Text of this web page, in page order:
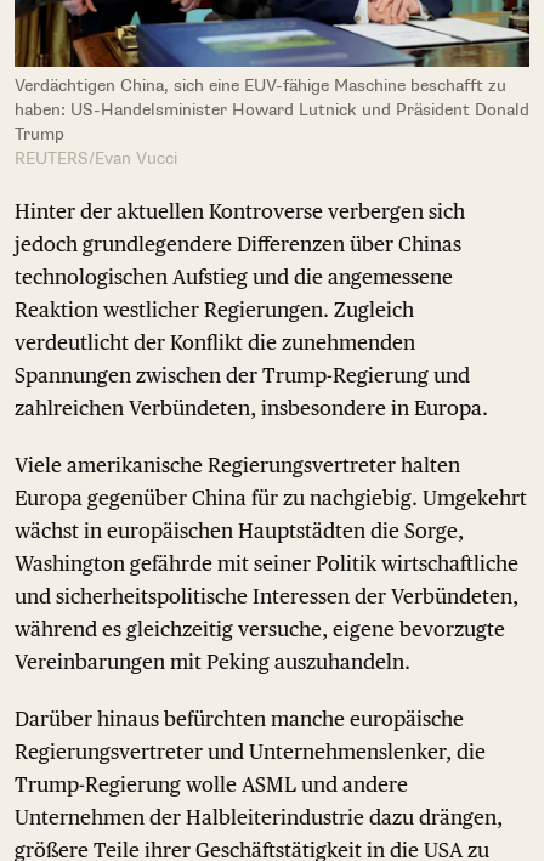
Verdächtigen China, sich eine EUV-fähige Maschine beschafft zu
haben: US-Handelsminister Howard Lutnick und Präsident Donald
Trump
REUTERS/Evan Vucci
Hinter der aktuellen Kontroverse verbergen sich
jedoch grundlegendere Differenzen über Chinas
technologischen Aufstieg und die angemessene
Reaktion westlicher Regierungen. Zugleich
verdeutlicht der Konflikt die zunehmenden
Spannungen zwischen der Trump-Regierung und
zahlreichen Verbündeten, insbesondere in Europa.
Viele amerikanische Regierungsvertreter halten
Europa gegenüber China für zu nachgiebig. Umgekehrt
wächst in europäischen Hauptstädten die Sorge,
Washington gefährde mit seiner Politik wirtschaftliche
und sicherheitspolitische Interessen der Verbündeten,
während es gleichzeitig versuche, eigene bevorzugte
Vereinbarungen mit Peking auszuhandeln.
Darüber hinaus befürchten manche europäische
Regierungsvertreter und Unternehmenslenker, die
Trump-Regierung wolle ASML und andere
Unternehmen der Halbleiterindustrie dazu drängen,
größere Teile ihrer Geschäftstätigkeit in die USA zu